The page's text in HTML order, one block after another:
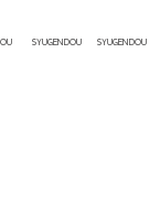
SYUGENDOU